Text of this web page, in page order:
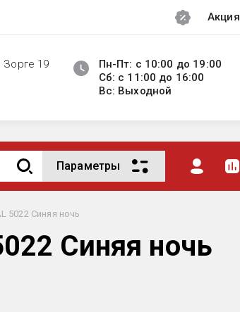
Акция
Зорге 19
Пн-Пт: с 10:00 до 19:00
Сб: с 11:00 до 16:00
Вс: Выходной
Параметры
5022 Синяя ночь
Синяя ночь